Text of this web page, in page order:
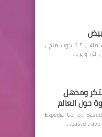
المقادير ارز ابيض , كوب ماء , 1.5 كوب ملح ,
و ين…
مبتكر ومذهل
حول العالم
Expedia Coffee
based